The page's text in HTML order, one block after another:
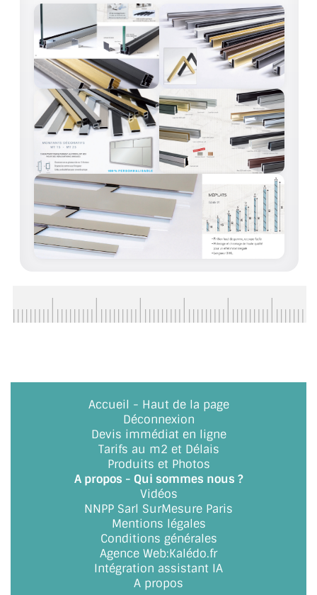
CATALOGUE DE PROFILS ET FIXATION DU
VERRE
LES FIXATIONS POUR MIROIR
LES PROFILS PAROI DE VERRE
VITRINE EN VERRE
CONNECTEURS ET ASSEMBLAGE DE VERRES
PLATS ET CORNIÈRES
LES CHARNIÈRES DE PORTE EN VERRE
BOUTONS ET POIGNÉES
SYSTÈMES COULISSANTS
LE CATALOGUE ACCESSOIRES
(STROMBINOSCOPE)
ACCESSOIRES EN PROMOTIONS
EXEMPLES, RÉALISATIONS, INSPIRATIONS
NUANCIER RAL
COMMENT COUPER DU VERRE ?
Accueil - Haut de la page
Déconnexion
Devis immédiat en ligne
Tarifs au m2 et Délais
Produits et Photos
A propos - Qui sommes nous ?
Vidéos
NNPP Sarl SurMesure Paris
Mentions légales
Conditions générales
Agence Web:Kalédo.fr
Intégration assistant IA
A propos